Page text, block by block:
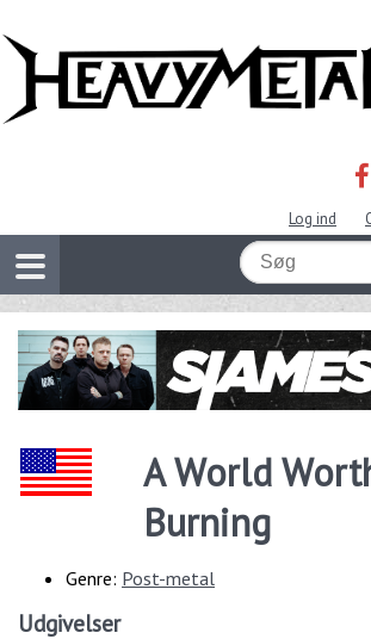
Log ind
A World
Burning
Genre: Post-metal
Udgivelser